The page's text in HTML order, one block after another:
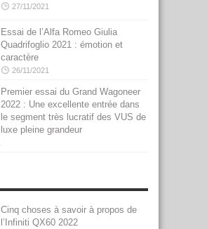
27/11/2021
Essai de l’Alfa Romeo Giulia
Quadrifoglio 2021 : émotion et
caractère
26/11/2021
Premier essai du Grand Wagoneer
2022 : Une excellente entrée dans
le segment très lucratif des VUS de
luxe pleine grandeur
Cinq choses à savoir à propos de
l’Infiniti QX60 2022